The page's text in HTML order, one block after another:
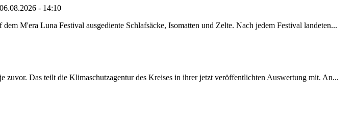
- 14:10
M'era Luna Festival ausgediente Schlafsäcke, Isomatten und Zelte. Nach jedem Festival landeten...
zuvor. Das teilt die Klimaschutzagentur des Kreises in ihrer jetzt veröffentlichten Auswertung mit. An...